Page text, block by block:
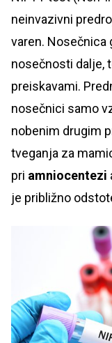
neinvazivni
varen. Nosečnica
nosečnosti dalje,
preiskavami.
nosečnici samo
nobenim drugim
tveganja za
pri amniocentezi
je približno